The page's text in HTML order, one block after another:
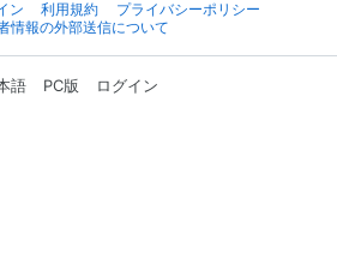
ン 利用規約
プライバシーポリシー
情報の外部送信について
語 PC版 ログイン